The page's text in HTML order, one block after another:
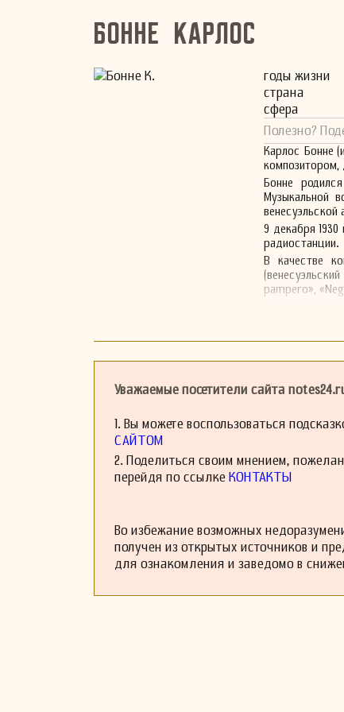
Бонне Карлос
годы жизни
страна
сфера
Полезно?
Карлос Бонне
Бонне
Музыкальной
9 декабря
радиостанции.
В качестве
pampero»,
Уважаемые посетители сайта
1. Вы можете воспользоваться
САЙТОМ
2. Поделиться своим мнением,
перейдя по ссылке КОНТАКТЫ
Во избежание возможных
получен из открытых источников и
для ознакомления и заведомо в